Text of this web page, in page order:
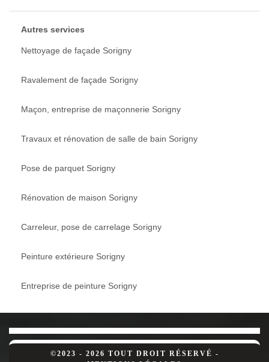
Autres services
Nettoyage de façade Sorigny
Ravalement de façade Sorigny
Maçon, entreprise de maçonnerie Sorigny
Travaux et rénovation de salle de bain Sorigny
Pose de parquet Sorigny
Rénovation de maison Sorigny
Carreleur, pose de carrelage Sorigny
Peinture extérieure Sorigny
Entreprise de peinture Sorigny
©2023 - 2026 TOUT DROIT RÉSERVÉ -